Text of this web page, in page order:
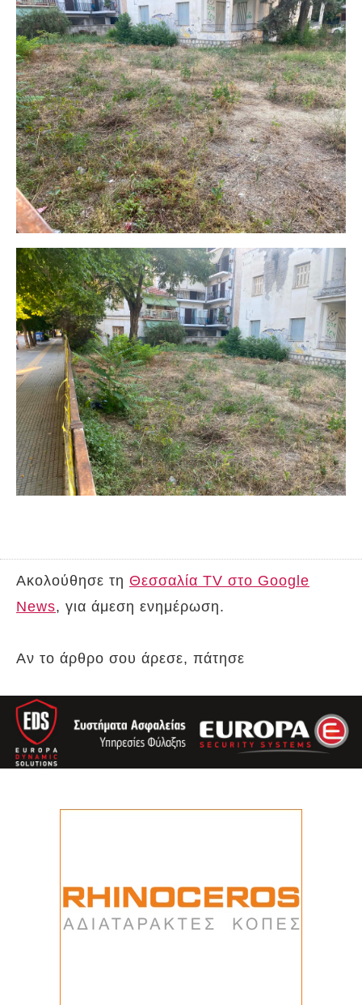
Ακολούθησε τη Θεσσαλία TV στο Google
News, για άμεση ενημέρωση.
Αν το άρθρο σου άρεσε, πάτησε